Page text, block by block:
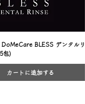
BLESS デンタルリ
包)
カートに追加する